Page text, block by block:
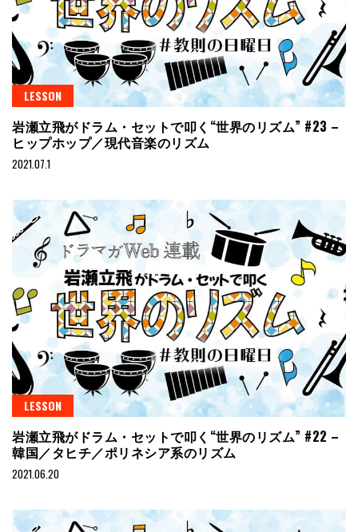
LESSON
岩瀬立飛がドラム・セットで叩く“世界のリズム” #23 –
ヒップホップ／現代音楽のリズム
2021.07.1
LESSON
岩瀬立飛がドラム・セットで叩く“世界のリズム” #22 –
韓国／タヒチ／ポリネシア系のリズム
2021.06.20